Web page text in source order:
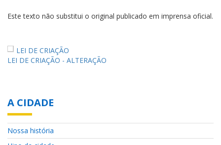
Este texto não substitui o original publicado em imprensa oficial.
LEI DE CRIAÇÃO
LEI DE CRIAÇÃO - ALTERAÇÃO
A CIDADE
Nossa história